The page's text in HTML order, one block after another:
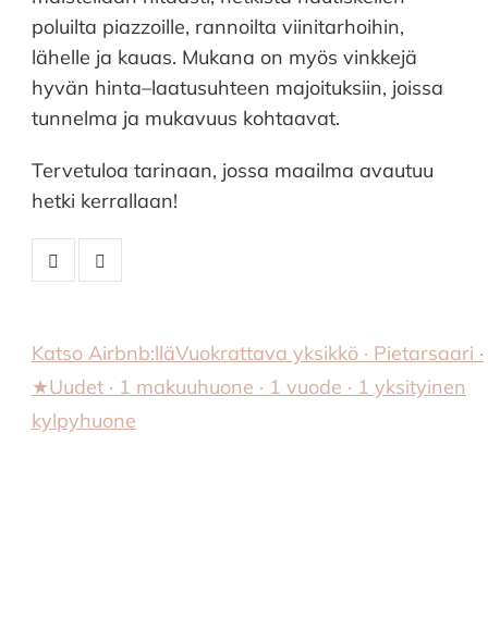
poluilta piazzoille, rannoilta viinitarhoihin,
lähelle ja kauas. Mukana on myös vinkkejä
hyvän hinta–laatusuhteen majoituksiin, joissa
tunnelma ja mukavuus kohtaavat.
Tervetuloa tarinaan, jossa maailma avautuu
hetki kerrallaan!
Katso Airbnb:lläVuokrattava yksikkö · Pietarsaari ·
★Uudet · 1 makuuhuone · 1 vuode · 1 yksityinen
kylpyhuone